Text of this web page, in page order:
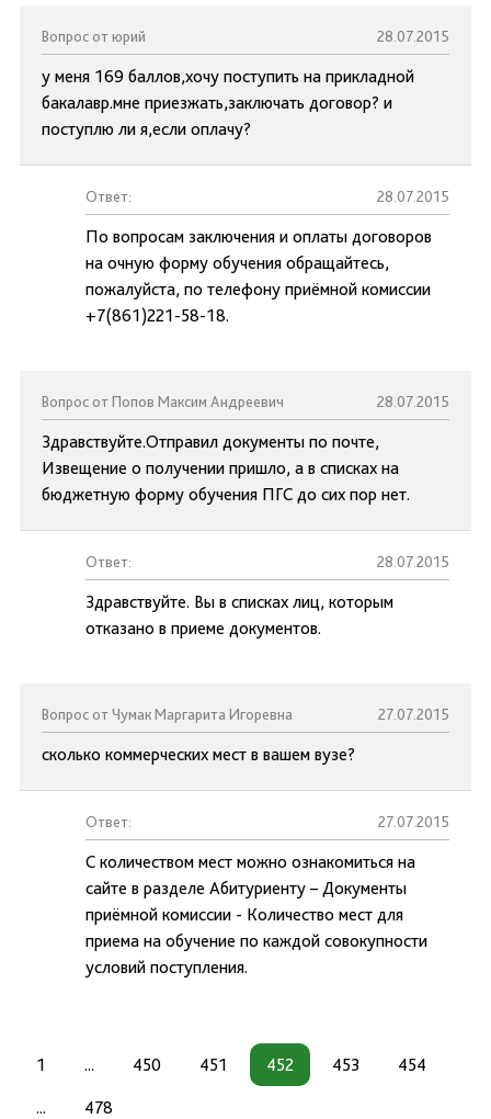
Вопрос от юрий 28.07.2015
у меня 169 баллов,хочу поступить на прикладной
бакалавр.мне приезжать,заключать договор? и
поступлю ли я,если оплачу?
Ответ: 28.07.2015
По вопросам заключения и оплаты договоров
на очную форму обучения обращайтесь,
пожалуйста, по телефону приёмной комиссии
+7(861)221-58-18.
Вопрос от Попов Максим Андреевич 28.07.2015
Здравствуйте.Отправил документы по почте,
Извещение о получении пришло, а в списках на
бюджетную форму обучения ПГС до сих пор нет.
Ответ: 28.07.2015
Здравствуйте. Вы в списках лиц, которым
отказано в приеме документов.
Вопрос от Чумак Маргарита Игоревна 27.07.2015
сколько коммерческих мест в вашем вузе?
Ответ: 27.07.2015
С количеством мест можно ознакомиться на
сайте в разделе Абитуриенту – Документы
приёмной комиссии - Количество мест для
приема на обучение по каждой совокупности
условий поступления.
1 ... 450 451 452 453 454
... 478